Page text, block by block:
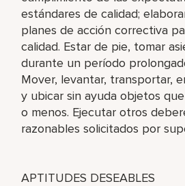
estándares de calidad;
planes de acción correctiva
calidad. Estar de pie, tomar
durante un período
Mover, levantar, transportar,
y ubicar sin ayuda objetos
o menos. Ejecutar otros
razonables solicitados por
APTITUDES DESEABLES